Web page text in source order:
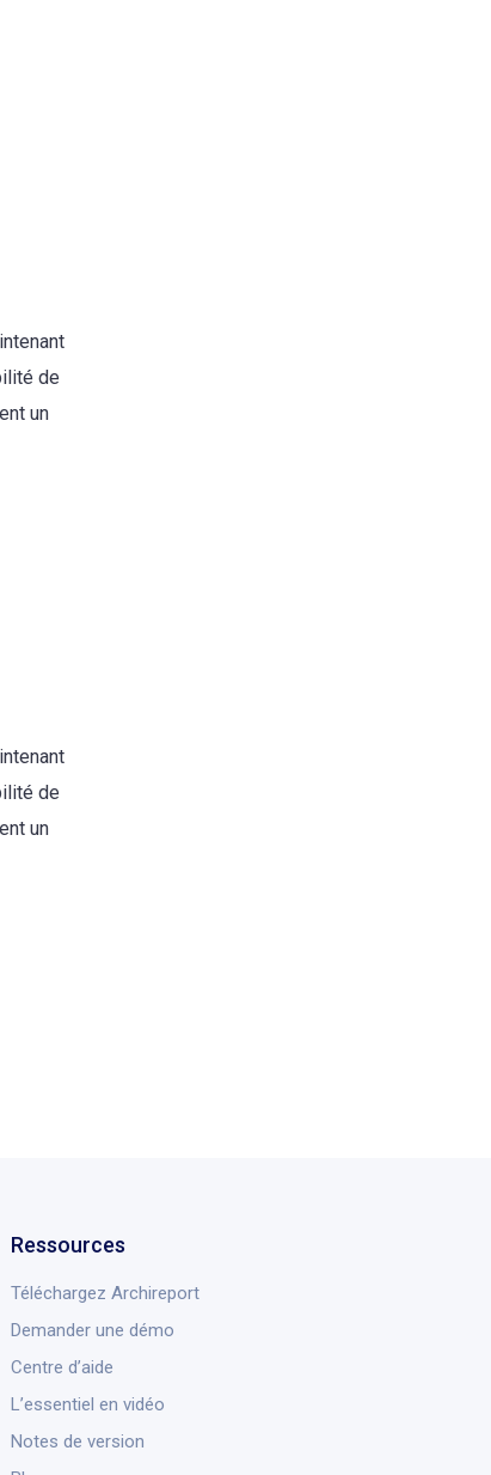
de
un
de
un
Ressources
Téléchargez Archireport
Demander une démo
Centre d’aide
L’essentiel en vidéo
Notes de version